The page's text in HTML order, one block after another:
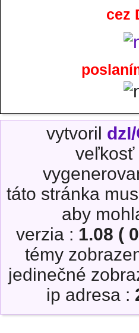
cez
vytvoril
veľkosť
táto stránka
aby
verzia : 1.08 (
témy
jedinečné
ip adresa :